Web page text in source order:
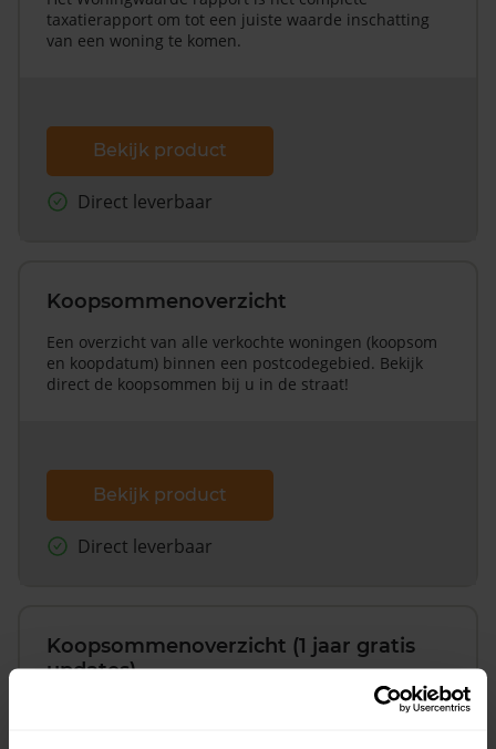
taxatierapport om tot een juiste waarde inschatting
van een woning te komen.
Bekijk product
Direct leverbaar
Koopsommenoverzicht
Een overzicht van alle verkochte woningen (koopsom
en koopdatum) binnen een postcodegebied. Bekijk
direct de koopsommen bij u in de straat!
Bekijk product
Direct leverbaar
Koopsommenoverzicht (1 jaar gratis
updates)